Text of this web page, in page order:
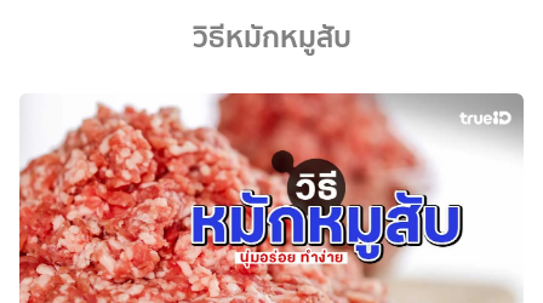
วิธีหมักหมูสับ